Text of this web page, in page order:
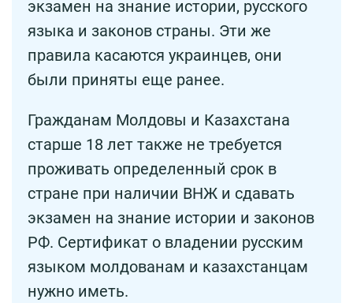
экзамен на знание истории, русского
языка и законов страны. Эти же
правила касаются украинцев, они
были приняты еще ранее.
Гражданам Молдовы и Казахстана
старше 18 лет также не требуется
проживать определенный срок в
стране при наличии ВНЖ и сдавать
экзамен на знание истории и законов
РФ. Сертификат о владении русским
языком молдованам и казахстанцам
нужно иметь.